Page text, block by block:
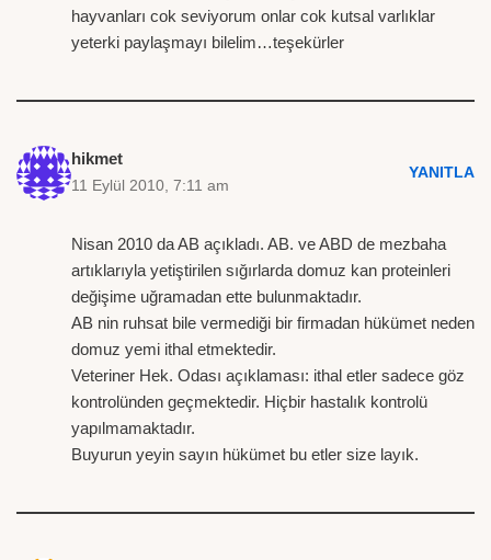
hayvanları cok seviyorum onlar cok kutsal varlıklar
yeterki paylaşmayı bilelim…teşekürler
hikmet
11 Eylül 2010, 7:11 am
YANITLA
Nisan 2010 da AB açıkladı. AB. ve ABD de mezbaha
artıklarıyla yetiştirilen sığırlarda domuz kan proteinleri
değişime uğramadan ette bulunmaktadır.
AB nin ruhsat bile vermediği bir firmadan hükümet neden
domuz yemi ithal etmektedir.
Veteriner Hek. Odası açıklaması: ithal etler sadece göz
kontrolünden geçmektedir. Hiçbir hastalık kontrolü
yapılmamaktadır.
Buyurun yeyin sayın hükümet bu etler size layık.